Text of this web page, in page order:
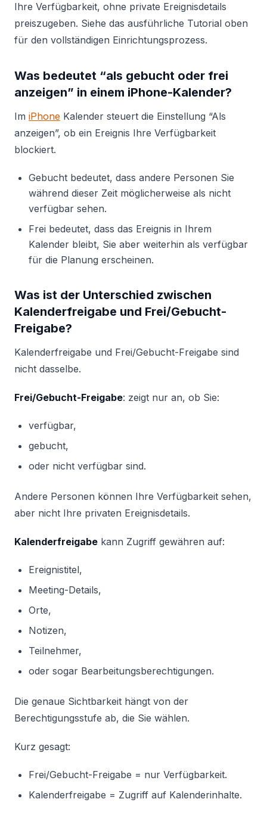
Ihre Verfügbarkeit, ohne private Ereignisdetails
preiszugeben. Siehe das ausführliche Tutorial oben
für den vollständigen Einrichtungsprozess.
Was bedeutet “als gebucht oder frei
anzeigen” in einem iPhone-Kalender?
Im iPhone Kalender steuert die Einstellung “Als
anzeigen”, ob ein Ereignis Ihre Verfügbarkeit
blockiert.
Gebucht bedeutet, dass andere Personen Sie
während dieser Zeit möglicherweise als nicht
verfügbar sehen.
Frei bedeutet, dass das Ereignis in Ihrem
Kalender bleibt, Sie aber weiterhin als verfügbar
für die Planung erscheinen.
Was ist der Unterschied zwischen
Kalenderfreigabe und Frei/Gebucht-
Freigabe?
Kalenderfreigabe und Frei/Gebucht-Freigabe sind
nicht dasselbe.
Frei/Gebucht-Freigabe: zeigt nur an, ob Sie:
verfügbar,
gebucht,
oder nicht verfügbar sind.
Andere Personen können Ihre Verfügbarkeit sehen,
aber nicht Ihre privaten Ereignisdetails.
Kalenderfreigabe kann Zugriff gewähren auf:
Ereignistitel,
Meeting-Details,
Orte,
Notizen,
Teilnehmer,
oder sogar Bearbeitungsberechtigungen.
Die genaue Sichtbarkeit hängt von der
Berechtigungsstufe ab, die Sie wählen.
Kurz gesagt:
Frei/Gebucht-Freigabe = nur Verfügbarkeit.
Kalenderfreigabe = Zugriff auf Kalenderinhalte.